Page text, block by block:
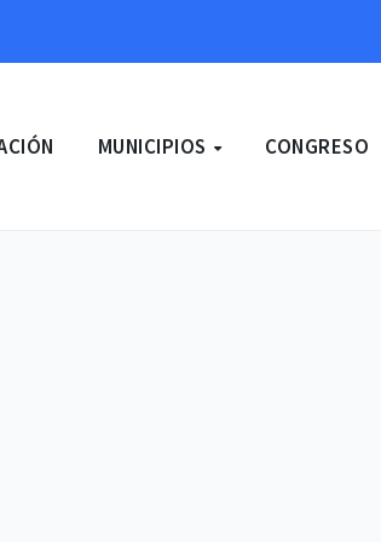
MUNICIPIOS CONGRESO